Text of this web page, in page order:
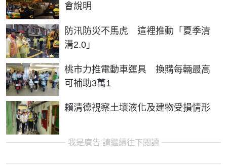
會說明
防汛防災不馬虎 這裡推動「夏季清
溝2.0」
桃市力推電動車運具 換購每輛最高
可補助3萬1
賴清德視察土壤液化及建物受損情形
我是廣告 請繼續往下閱讀